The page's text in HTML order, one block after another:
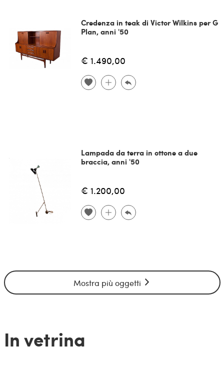
Credenza in teak di Victor Wilkins per G
Plan, anni '50
€ 1.490,00
Lampada da terra in ottone a due
braccia, anni '50
€ 1.200,00
Mostra più oggetti
In vetrina